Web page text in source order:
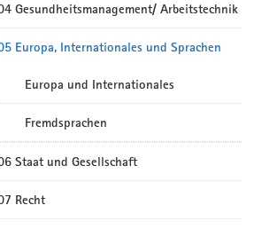
Gesundheitsmanagement/ Arbeitstechnik
Europa, Internationales und Sprachen
Europa und Internationales
Fremdsprachen
Staat und Gesellschaft
Recht